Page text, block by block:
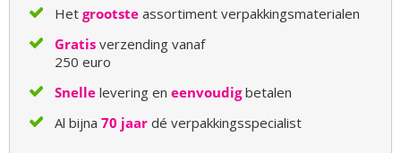
Het grootste assortiment verpakkingsmaterialen
Gratis verzending vanaf
250 euro
Snelle levering en eenvoudigbetalen
Al bijna 70 jaar dé verpakkingsspecialist